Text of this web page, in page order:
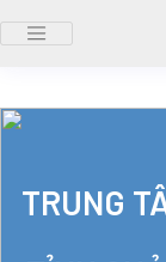
TRUNG